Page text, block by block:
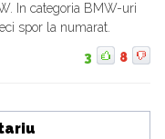
In categoria BMW-uri
spor la numarat.
3 8